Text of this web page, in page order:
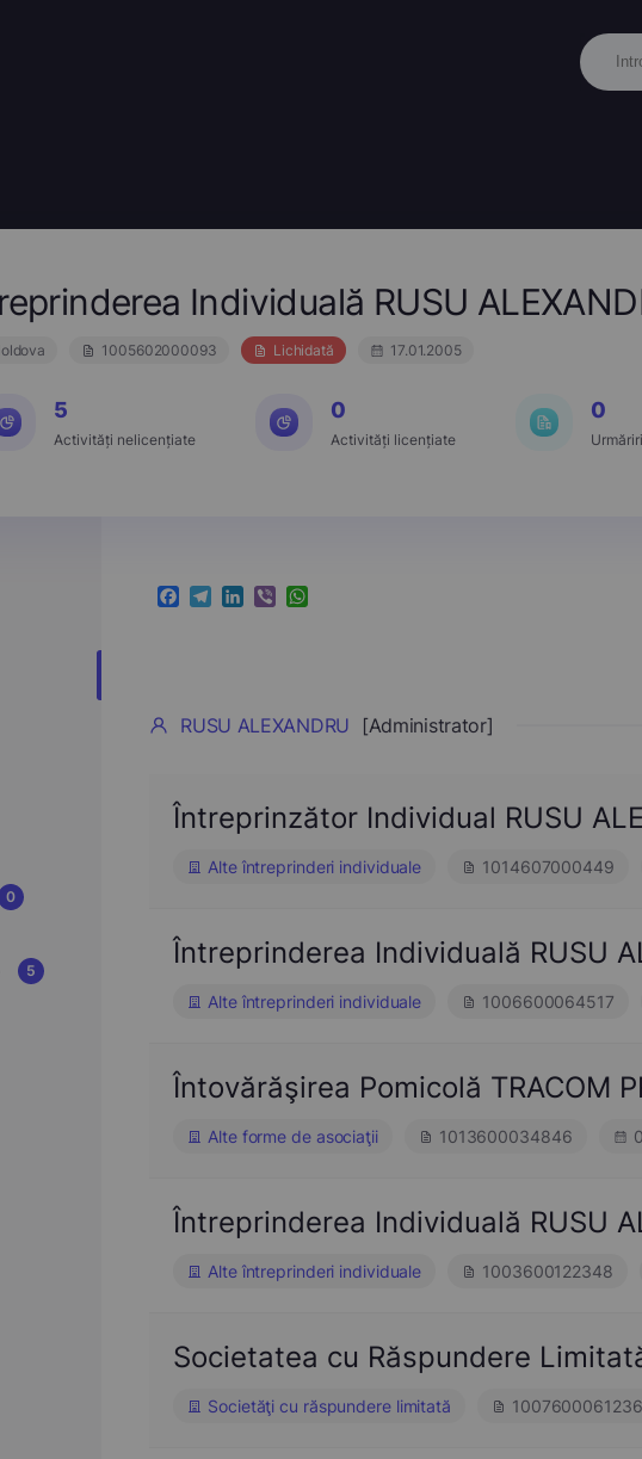
Individuală RUSU
1005602000093 Lichidată 17.01.2005
5
Activități nelicențiate
0
Activități licențiate
0
Urmăriri
0
5
Facebook
Telegram
LinkedIn
ViberWhatsApp
RUSU ALEXANDRU [Administrator]
Întreprinzător Individual RUSU
Alte întreprinderi individuale 1014607000449
Întreprinderea Individuală RUSU
Alte întreprinderi individuale 1006600064517
Întovărăşirea Pomicolă TRACOM
Alte forme de asociaţii 1013600034846
Întreprinderea Individuală RUSU
Alte întreprinderi individuale 1003600122348
Societatea cu Răspundere
Societăţi cu răspundere limitată 1007600061236